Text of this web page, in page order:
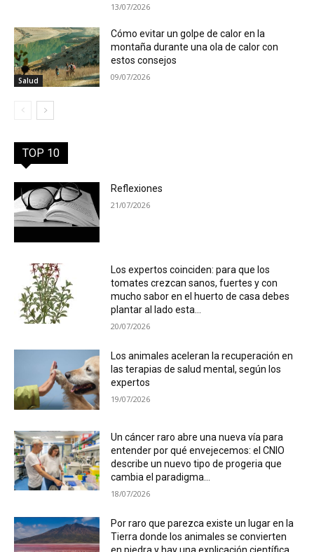
13/07/2026
Salud
Cómo evitar un golpe de calor en la
montaña durante una ola de calor con
estos consejos
09/07/2026
TOP 10
Reflexiones
21/07/2026
Los expertos coinciden: para que los
tomates crezcan sanos, fuertes y con
mucho sabor en el huerto de casa debes
plantar al lado esta...
20/07/2026
Los animales aceleran la recuperación en
las terapias de salud mental, según los
expertos
19/07/2026
Un cáncer raro abre una nueva vía para
entender por qué envejecemos: el CNIO
describe un nuevo tipo de progeria que
cambia el paradigma...
18/07/2026
Por raro que parezca existe un lugar en la
Tierra donde los animales se convierten
en piedra y hay una explicación científica